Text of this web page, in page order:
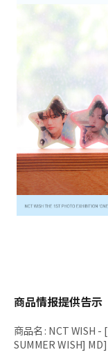
商品情报提供告示
商品名: NCT WISH -
SUMMER WISH]